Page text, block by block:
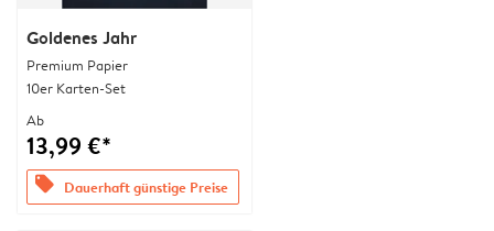
Goldenes Jahr
Premium Papier
10er Karten-Set
Ab
13,99 €*
offers Dauerhaft günstige Preise